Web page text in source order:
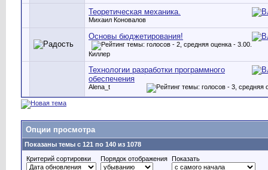
Теоретическая механика.
Михаил Коновалов
Основы бюджетирования!
Киллер
Технологии разработки программного
обеспечения
Alena_t
Опции просмотра
Показаны темы с 121 по 140 из 1078
Критерий сортировки
Порядок отображения Показать